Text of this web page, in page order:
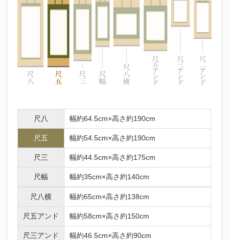
尺八 幅約64.5cm×高さ約190cm
尺五 幅約54.5cm×高さ約190cm
尺三 幅約44.5cm×高さ約175cm
尺幅 幅約35cm×高さ約140cm
尺八横 幅約65cm×高さ約138cm
尺五アンド 幅約58cm×高さ約150cm
尺三アンド 幅約46.5cm×高さ約90cm